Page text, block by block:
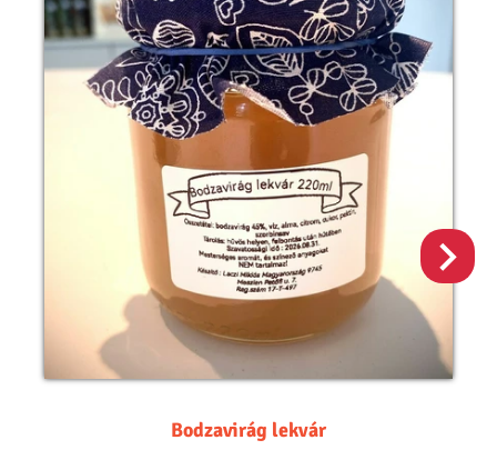
Bodzavirág lekvár